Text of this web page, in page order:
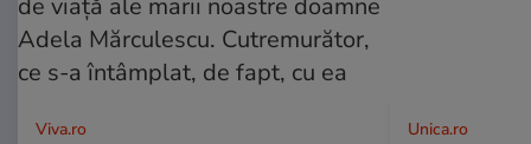
Viva.ro Unica.ro